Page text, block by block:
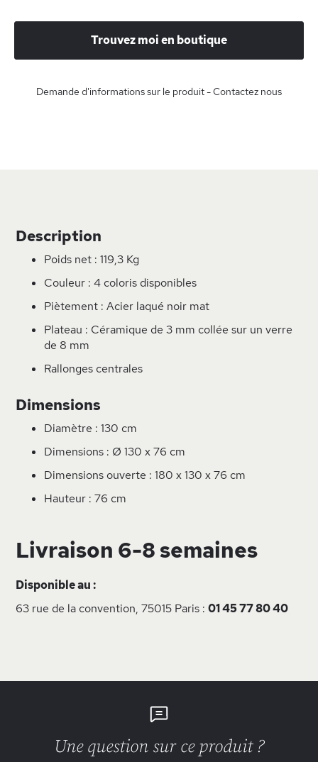
Trouvez moi en boutique
Demande d'informations sur le produit - Contactez nous
Description
Poids net : 119,3 Kg
Couleur : 4 coloris disponibles
Piètement : Acier laqué noir mat
Plateau : Céramique de 3 mm collée sur un verre
de 8 mm
Rallonges centrales
Dimensions
Diamètre : 130 cm
Dimensions : Ø 130 x 76 cm
Dimensions ouverte : 180 x 130 x 76 cm
Hauteur : 76 cm
Livraison 6-8 semaines
Disponible au :
63 rue de la convention, 75015 Paris : 01 45 77 80 40
Une question sur ce produit ?